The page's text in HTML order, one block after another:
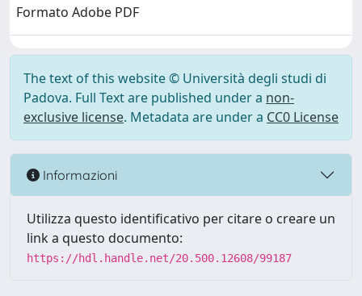
Formato Adobe PDF
The text of this website © Università degli studi di
Padova. Full Text are published under a non-
exclusive license. Metadata are under a CC0 License
Informazioni
Utilizza questo identificativo per citare o creare un
link a questo documento:
https://hdl.handle.net/20.500.12608/99187